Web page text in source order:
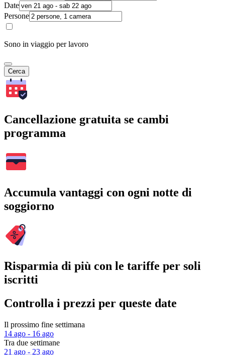
Date
Persone
Sono in viaggio per lavoro
Cerca
Cancellazione gratuita se cambi
programma
Accumula vantaggi con ogni notte di
soggiorno
Risparmia di più con le tariffe per soli
iscritti
Controlla i prezzi per queste date
Il prossimo fine settimana
14 ago - 16 ago
Tra due settimane
21 ago - 23 ago